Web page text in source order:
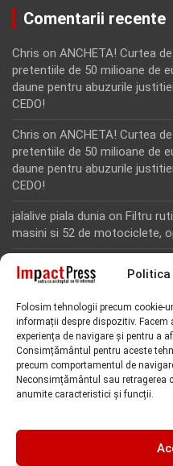
Politica
Folosim tehnologii precum cookie-
informații despre dispozitiv. Facem
experiența de navigare și pentru a
Consimțământul pentru aceste
precum comportamentul de
Neconsimțământul sau
anumite caracteristici și funcții.
Comentarii recente
Chris on ANCHETA! Curtea
pretentiile de 50 milioane de
daune pentru abuzurile
CEDO!
Chris on ANCHETA! Curtea
pretentiile de 50 milioane de
daune pentru abuzurile
CEDO!
jalalive piala dunia on Filtru
masini si 52 de motociclete,
Rodion Camatoritul
fonduri europene de la
represiune nedreapta si
Florin Kovacs
Rodion CamatoritulonInca
fonduri europene de la
“Toti martorii hartuiti au facut
Florin Kovacs